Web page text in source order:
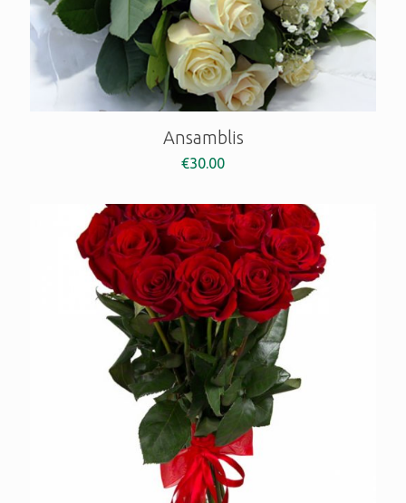
Ansamblis
€30.00